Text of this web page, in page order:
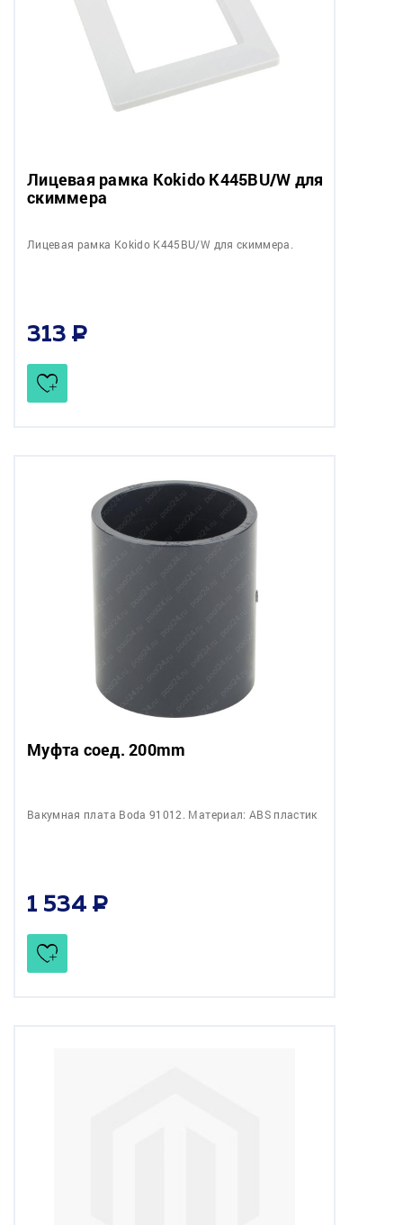
Лицевая рамка Kokido K445BU/W для
скиммера
Лицевая рамка Kokido K445BU/W для скиммера.
313
Муфта соед. 200mm
Вакумная плата Bodа 91012. Материал: ABS пластик
1 534